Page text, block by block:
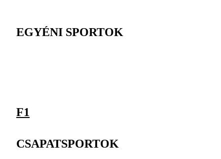
EGYÉNI SPORTOK
F1
CSAPATSPORTOK